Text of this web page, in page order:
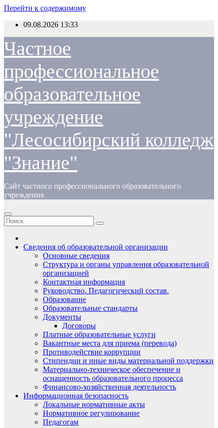
Перейти к содержимому
09.08.2026 13:33
Частное
профессиональное
образовательное
учреждение
"Лесосибирский колледж
"Знание"
Сайт частного профессионального образовательного
учреждения
Сведения об образовательной организации
Основные сведения
Структура и органы управления образовательной
организацией
Контактная информация
Руководство. Педагогический состав.
Образование
Образовательные стандарты
Документы
Договоры
Платные образовательные услуги
Вакантные места для приема (перевода)
Противодействие коррупции
Стипендии и иные виды материальной поддержки
Материально-техническое обеспечение и
оснащенность образовательного процесса
Финансово-хозяйственная деятельность
Информационная безопасность
Локальные нормативные акты
Нормативное регулирование
Педагогам